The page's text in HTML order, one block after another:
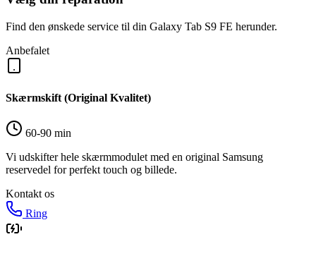
Find den ønskede service til din Galaxy Tab S9 FE herunder.
Anbefalet
Skærmskift (Original Kvalitet)
60-90 min
Vi udskifter hele skærmmodulet med en original Samsung
reservedel for perfekt touch og billede.
Kontakt os
Ring